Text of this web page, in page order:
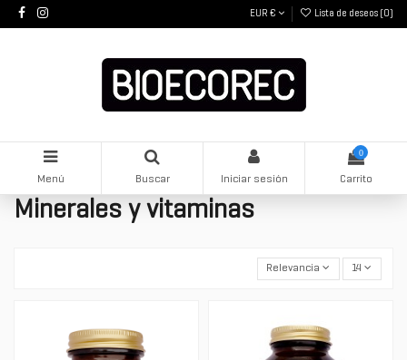
EUR € Lista de deseos ( 0
Menú Buscar Iniciar sesión
0
Carrito
Minerales y vitaminas
Relevancia 14